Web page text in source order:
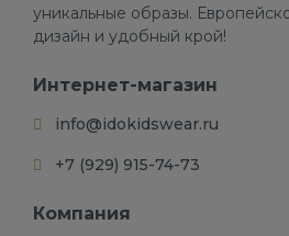
уникальные образы.
дизайн и удобный крой!
Интернет-магазин
info@idokidswear.ru
+7 (929) 915-74-73
Компания